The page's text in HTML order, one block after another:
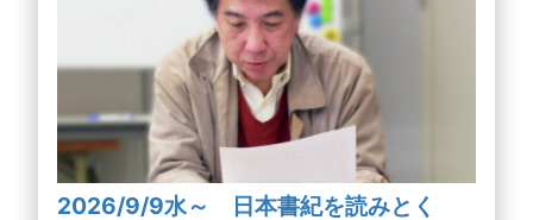
2026/9/9水～ 日本書紀を読みとく